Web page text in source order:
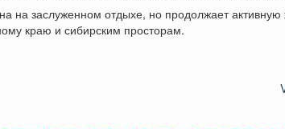
на заслуженном отдыхе, но продолжает активную
краю и сибирским просторам.